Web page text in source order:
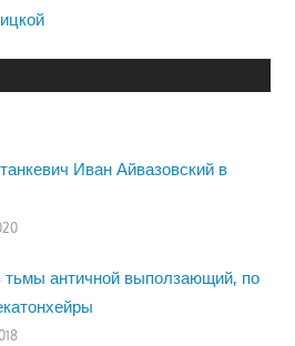
Иван Айвазовский в
тьмы античной выползающий, по